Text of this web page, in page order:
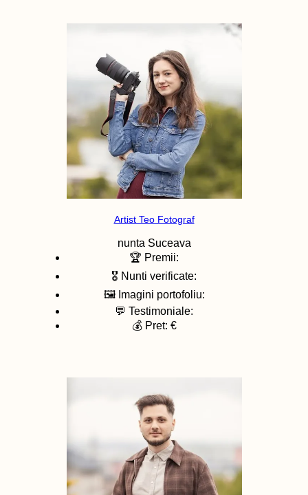
Artist Teo Fotograf
nunta Suceava
🏆 Premii:
🎖️ Nunti verificate:
🖼️ Imagini portofoliu:
💬 Testimoniale:
💰 Pret: €